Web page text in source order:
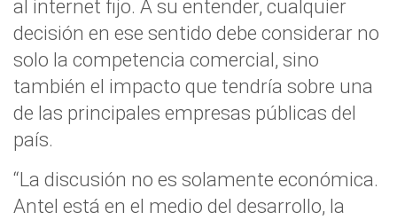
al internet fijo. A su entender, cualquier
decisión en ese sentido debe considerar no
solo la competencia comercial, sino
también el impacto que tendría sobre una
de las principales empresas públicas del
país.
“La discusión no es solamente económica.
Antel está en el medio del desarrollo, la